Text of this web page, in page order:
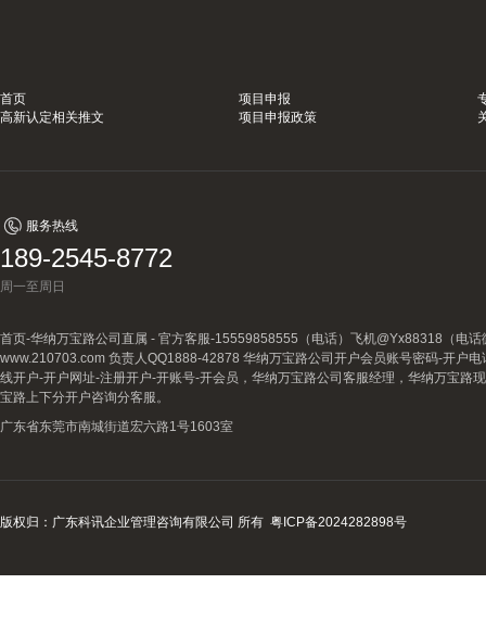
首页 项目申报
高新认定相关推文
项目申报政策
服务热线
189-2545-8772
周一至周日
首页-华纳万宝路公司直属 - 官方客服-15559858555（电话）飞机@Yx88318（电
www.210703.com 负责人QQ1888-42878 华纳万宝路公司开户会员账号密码-开户
线开户-开户网址-注册开户-开账号-开会员，华纳万宝路公司客服经理，华纳万宝路
宝路上下分开户咨询分客服。
广东省东莞市南城街道宏六路1号1603室
版权归：广东科讯企业管理咨询有限公司 所有 粤ICP备2024282898号